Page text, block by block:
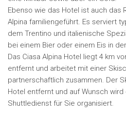
Ebenso wie das Hotel ist auch das
Alpina familiengeführt. Es serviert
dem Trentino und italienische
bei einem Bier oder einem Eis in
Das Ciasa Alpina Hotel liegt 4 km
entfernt und arbeitet mit einer
partnerschaftlich zusammen. Der
Hotel entfernt und auf Wunsch wird
Shuttledienst für Sie organisiert.